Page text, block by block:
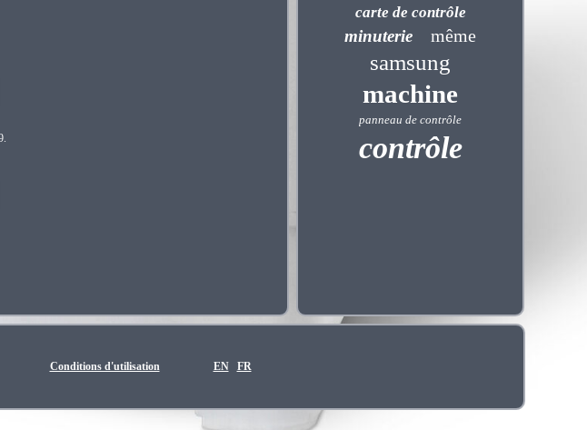
carte de contrôle
minuterie même
samsung
machine
panneau de contrôle
contrôle
Conditions d'utilisation EN FR